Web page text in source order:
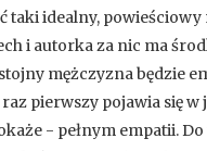
taki idealny,
i autorka za nic ma
mężczyzna będzie
pierwszy pojawia się w
- pełnym empatii.